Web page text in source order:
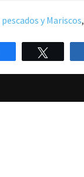
y Mariscos,
Compartir